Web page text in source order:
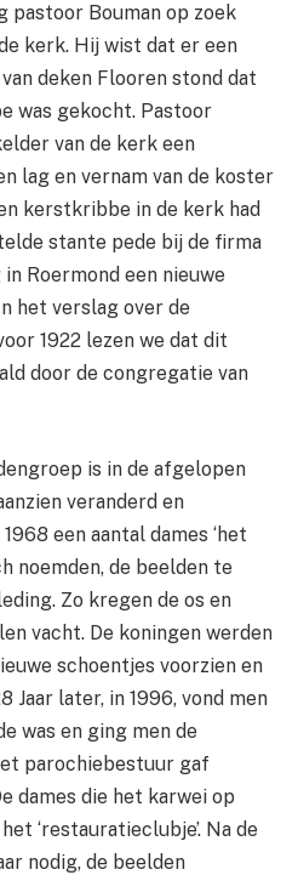
pastoor Bouman op zoek
kerk. Hij wist dat er een
deken Flooren stond dat
was gekocht. Pastoor
van de kerk een
lag en vernam van de koster
kerstkribbe in de kerk had
stante pede bij de firma
Roermond een nieuwe
het verslag over de
1922 lezen we dat dit
door de congregatie van
is in de afgelopen
veranderd en
een aantal dames ‘het
noemden, de beelden te
Zo kregen de os en
vacht. De koningen werden
schoentjes voorzien en
Jaar later, in 1996, vond men
was en ging men de
parochiebestuur gaf
dames die het karwei op
‘restauratieclubje’. Na de
nodig, de beelden